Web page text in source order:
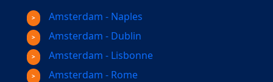
Amsterdam - Naples
Amsterdam - Dublin
Amsterdam - Lisbonne
Amsterdam - Rome